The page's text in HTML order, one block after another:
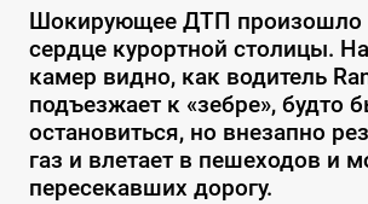
Шокирующее ДТП произошло
сердце курортной столицы.
камер видно, как водитель
подъезжает к «зебре», будто
остановиться, но внезапно
газ и влетает в пешеходов и
пересекавших дорогу.